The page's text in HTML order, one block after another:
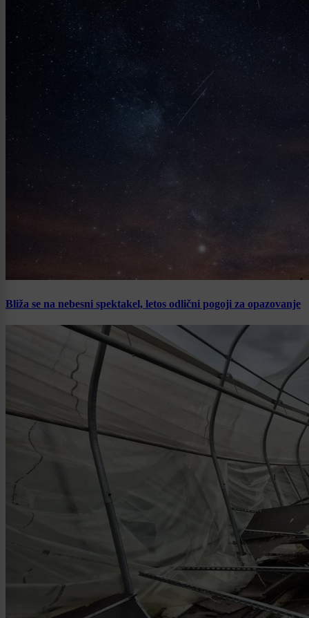
Bliža se na nebesni spektakel, letos odlični pogoji za opazovanje